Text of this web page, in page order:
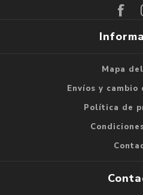
Mapa
Envíos y
Política de